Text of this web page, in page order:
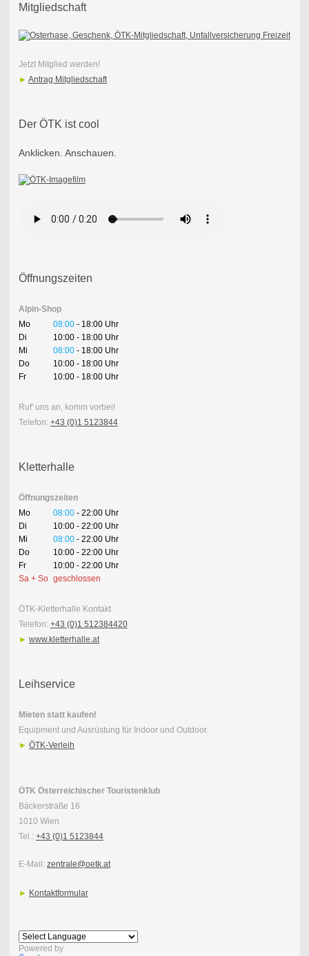
Mitgliedschaft
Jetzt Mitglied werden!
► Antrag Mitgliedschaft
Der ÖTK ist cool
Anklicken. Anschauen.
Öffnungszeiten
Alpin-Shop
Mo
08:00 - 18:00 Uhr
Di
10:00 - 18:00 Uhr
Mi
08:00 - 18:00 Uhr
Do
10:00 - 18:00 Uhr
Fr
10:00 - 18:00 Uhr
Ruf' uns an, komm vorbei!
Telefon: +43 (0)1 5123844
Kletterhalle
Öffnungszeiten
Mo
08:00 - 22:00 Uhr
Di
10:00 - 22:00 Uhr
Mi
08:00 - 22:00 Uhr
Do
10:00 - 22:00 Uhr
Fr
10:00 - 22:00 Uhr
Sa + So geschlossen
ÖTK-Kletterhalle Kontakt
Telefon: +43 (0)1 512384420
► www.kletterhalle.at
Leihservice
Mieten statt kaufen!
Equipment und Ausrüstung für Indoor und Outdoor.
► ÖTK-Verleih
ÖTK Österreichischer Touristenklub
Bäckerstraße 16
1010 Wien
Tel.: +43 (0)1 5123844
E-Mail: zentrale@oetk.at
► Kontaktformular
Powered by